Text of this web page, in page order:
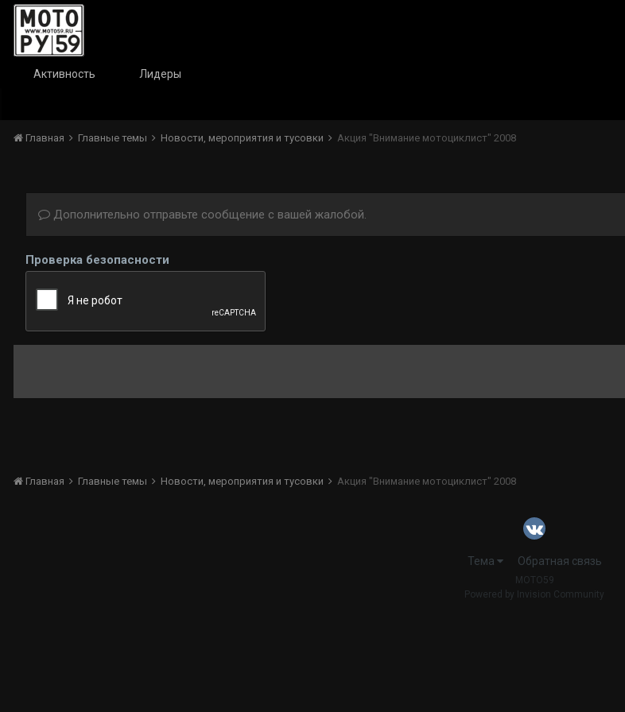
Активность Лидеры
Главная Главные темы Новости, мероприятия и тусовки Акция "Внимание мотоциклист" 2008
Дополнительно отправьте сообщение с вашей жалобой.
Проверка безопасности
Главная Главные темы Новости, мероприятия и тусовки Акция "Внимание мотоциклист" 2008
Тема Обратная связь
MOTO59
Powered by Invision Community